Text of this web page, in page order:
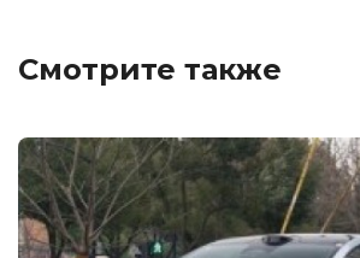
Смотрите также